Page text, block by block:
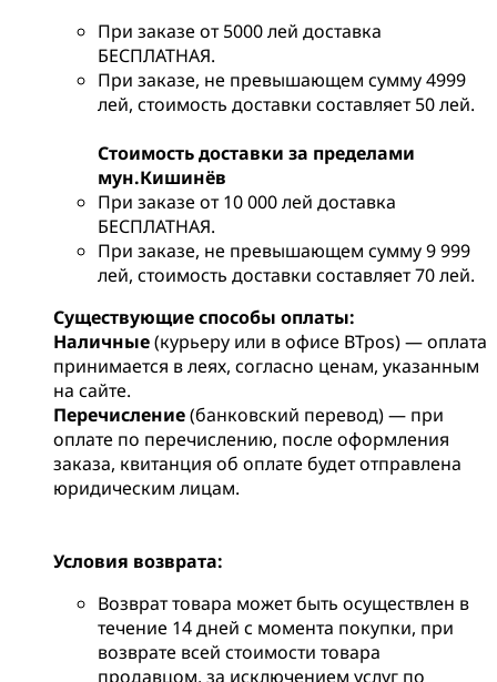
При заказе от 5000 лей доставка
БЕСПЛАТНАЯ.
При заказе, не превышающем сумму 4999
лей, стоимость доставки составляет 50 лей.
Стоимость доставки за пределами
мун.Кишинёв
При заказе от 10 000 лей доставка
БЕСПЛАТНАЯ.
При заказе, не превышающем сумму 9 999
лей, стоимость доставки составляет 70 лей.
Существующие способы оплаты:
Наличные(курьеру или в офисе BTpos) — оплата
принимается в леях, согласно ценам, указанным
на сайте.
Перечисление(банковский перевод) — при
оплате по перечислению, после оформления
заказа, квитанция об оплате будет отправлена
юридическим лицам.
Условия возврата:
Возврат товара может быть осуществлен в
течение 14 дней с момента покупки, при
возврате всей стоимости товара
продавцом, за исключением услуг по